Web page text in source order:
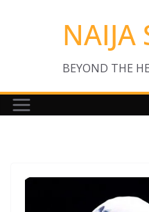
NAIJA
BEYOND THE